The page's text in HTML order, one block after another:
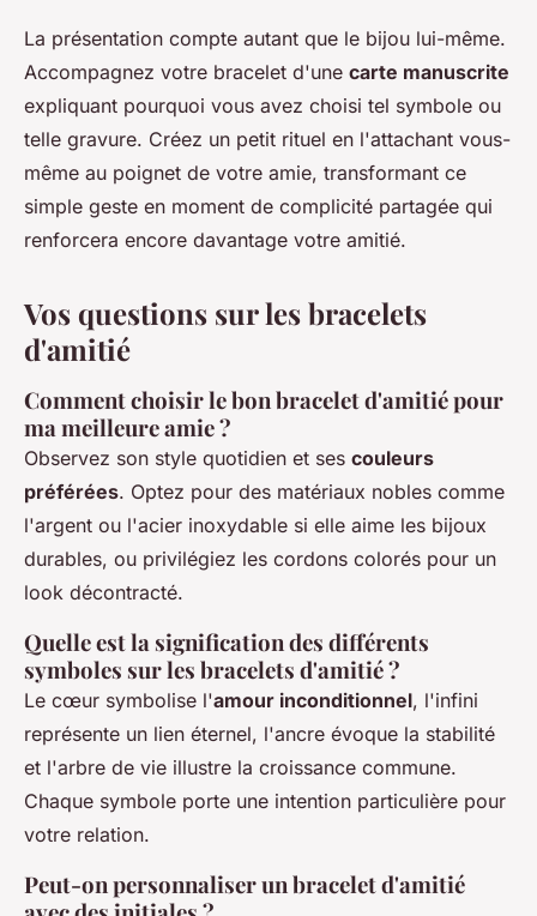
La présentation compte autant que le bijou lui-même.
Accompagnez votre bracelet d'une carte manuscrite
expliquant pourquoi vous avez choisi tel symbole ou
telle gravure. Créez un petit rituel en l'attachant vous-
même au poignet de votre amie, transformant ce
simple geste en moment de complicité partagée qui
renforcera encore davantage votre amitié.
Vos questions sur les bracelets
d'amitié
Comment choisir le bon bracelet d'amitié pour
ma meilleure amie ?
Observez son style quotidien et ses couleurs
préférées. Optez pour des matériaux nobles comme
l'argent ou l'acier inoxydable si elle aime les bijoux
durables, ou privilégiez les cordons colorés pour un
look décontracté.
Quelle est la signification des différents
symboles sur les bracelets d'amitié ?
Le cœur symbolise l'amour inconditionnel, l'infini
représente un lien éternel, l'ancre évoque la stabilité
et l'arbre de vie illustre la croissance commune.
Chaque symbole porte une intention particulière pour
votre relation.
Peut-on personnaliser un bracelet d'amitié